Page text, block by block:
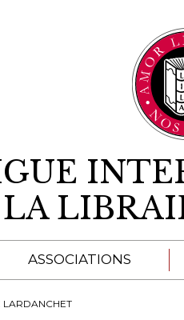
ASSOCIATIONS
LARDANCHET